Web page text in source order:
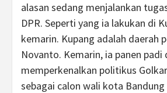
alasan sedang menjalankan
DPR. Seperti yang ia lakukan di
kemarin. Kupang adalah daerah
Novanto. Kemarin, ia panen padi
memperkenalkan politikus
sebagai calon wali kota